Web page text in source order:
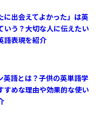
に出会えてよかった」は英
いう？大切な人に伝えたい
語表現を紹介
英語とは？子供の英単語学
すめな理由や効果的な使い